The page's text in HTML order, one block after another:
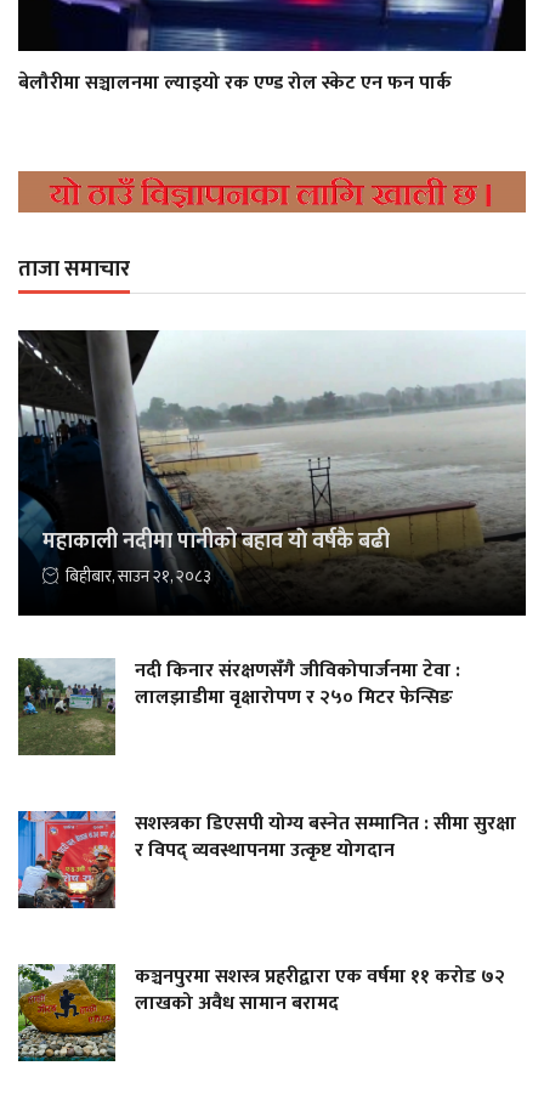
बेलौरीमा सञ्चालनमा ल्याइयो रक एण्ड रोल स्केट एन फन पार्क
ताजा समाचार
महाकाली नदीमा पानीको बहाव याे वर्षकै बढी
बिहीबार, साउन २१, २०८३
नदी किनार संरक्षणसँगै जीविकोपार्जनमा टेवा :
लालझाडीमा वृक्षारोपण र २५० मिटर फेन्सिङ
सशस्त्रका डिएसपी योग्य बस्नेत सम्मानित : सीमा सुरक्षा
र विपद् व्यवस्थापनमा उत्कृष्ट योगदान
कञ्चनपुरमा सशस्त्र प्रहरीद्वारा एक वर्षमा ११ करोड ७२
लाखको अवैध सामान बरामद